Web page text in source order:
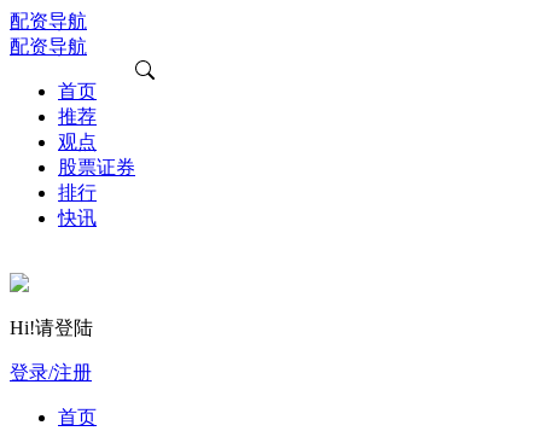
配资导航
配资导航
首页
推荐
观点
股票证券
排行
快讯
Hi!请登陆
登录/注册
首页